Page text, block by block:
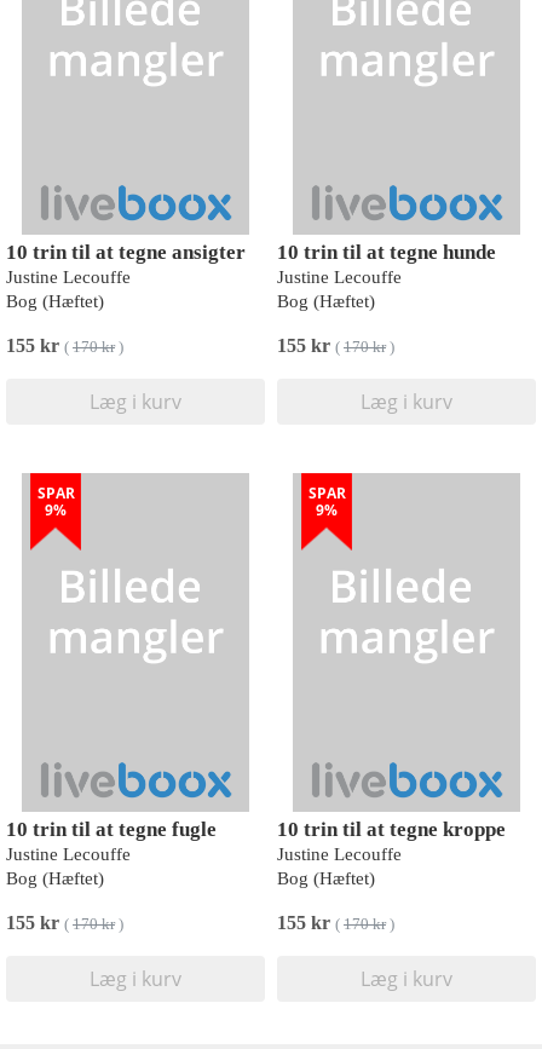
10 trin til at tegne ansigter
Justine Lecouffe
Bog (Hæftet)
155 kr ( 170 kr)
Læg i kurv
10 trin til at tegne hunde
Justine Lecouffe
Bog (Hæftet)
155 kr ( 170 kr)
Læg i kurv
SPAR
9%
10 trin til at tegne fugle
Justine Lecouffe
Bog (Hæftet)
155 kr ( 170 kr)
Læg i kurv
SPAR
9%
10 trin til at tegne kroppe
Justine Lecouffe
Bog (Hæftet)
155 kr ( 170 kr)
Læg i kurv